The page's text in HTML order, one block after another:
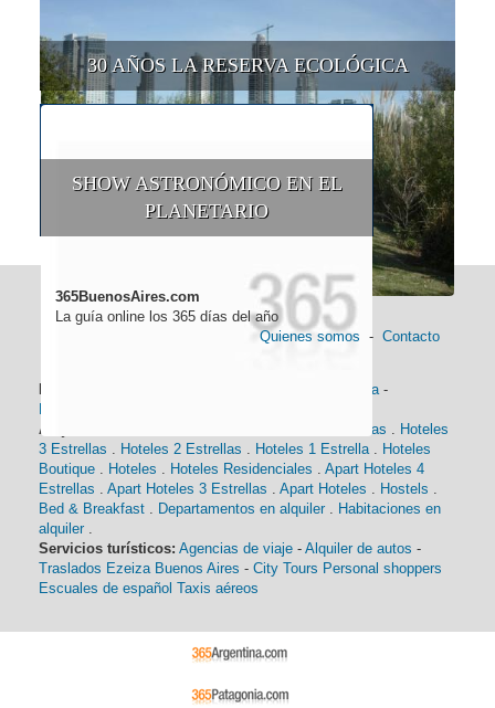
30 AÑOS LA RESERVA ECOLÓGICA
SHOW ASTRONÓMICO EN EL
PLANETARIO
365BuenosAires.com
La guía online los 365 días del año
Quienes somos - Contacto
Historia-
Alojamiento:
Hoteles 4 Estrellas . Hoteles
3 Estrellas . Hoteles 2 Estrellas . Hoteles 1 Estrella. Hoteles
Boutique . Hoteles . Hoteles Residenciales . Apart Hoteles 4
Estrellas . Apart Hoteles 3 Estrellas . Apart Hoteles . Hostels .
Bed & Breakfast . Departamentos en alquiler . Habitaciones en
alquiler .
Servicios turísticos: Agencias de viaje - Alquiler de autos -
Traslados Ezeiza Buenos Aires - City Tours Personal shoppers
Escuales de español Taxis aéreos